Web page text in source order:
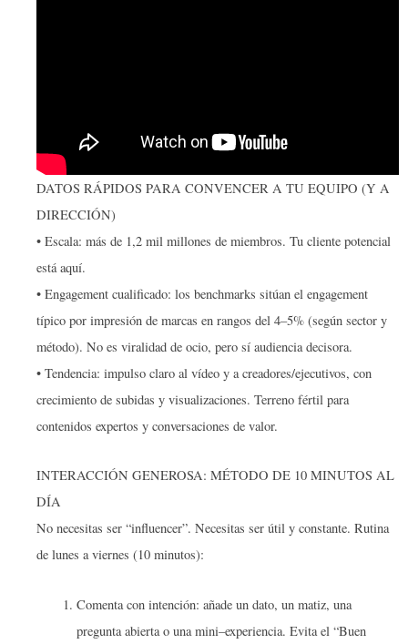
DATOS RÁPIDOS PARA CONVENCER A TU EQUIPO (Y A
DIRECCIÓN)
• Escala: más de 1,2 mil millones de miembros. Tu cliente potencial
está aquí.
• Engagement cualificado: los benchmarks sitúan el engagement
típico por impresión de marcas en rangos del 4–5% (según sector y
método). No es viralidad de ocio, pero sí audiencia decisora.
• Tendencia: impulso claro al vídeo y a creadores/ejecutivos, con
crecimiento de subidas y visualizaciones. Terreno fértil para
contenidos expertos y conversaciones de valor.
INTERACCIÓN GENEROSA: MÉTODO DE 10 MINUTOS AL
DÍA
No necesitas ser “influencer”. Necesitas ser útil y constante. Rutina
de lunes a viernes (10 minutos):
Comenta con intención: añade un dato, un matiz, una
pregunta abierta o una mini–experiencia. Evita el “Buen